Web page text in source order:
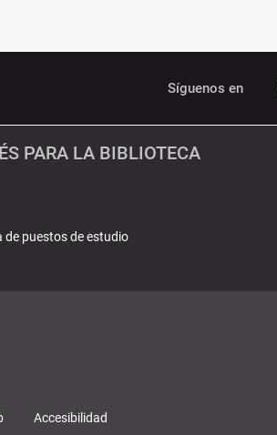
Síguenos en
PARA LA BIBLIOTECA
de puestos de estudio
Accesibilidad